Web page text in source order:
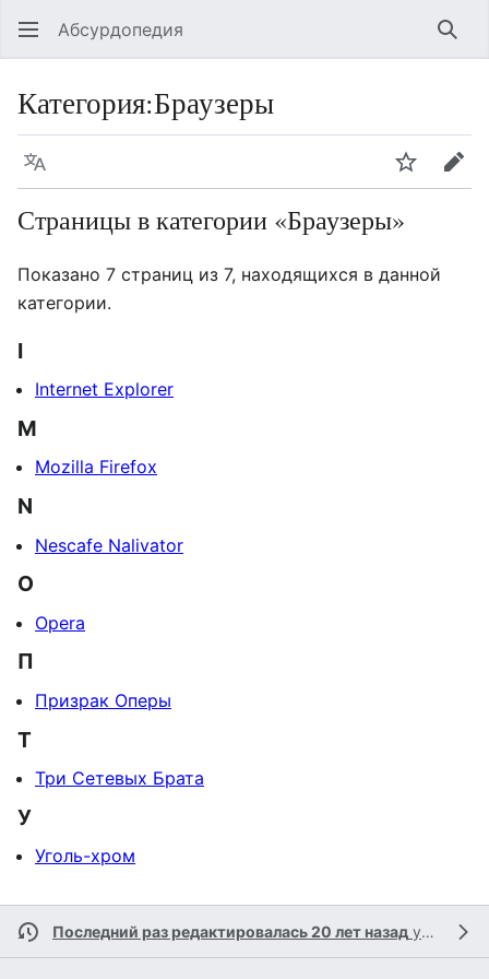
Абсурдопедия
Категория:Браузеры
Язык
Страницы в категории «Браузеры»
Показано 7 страниц из 7, находящихся в данной
категории.
I
Internet Explorer
M
Mozilla Firefox
N
Nescafe Nalivator
O
Opera
П
Призрак Оперы
Т
Три Сетевых Брата
У
Уголь-хром
Последний раз редактировалась 20 лет назад участником